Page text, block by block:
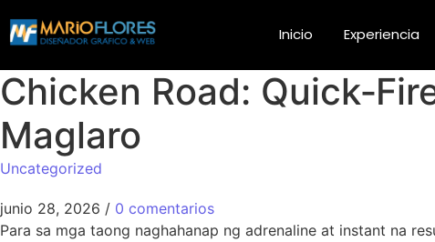
Inicio Experiencia
Chicken Road:
Maglaro
Uncategorized
junio 28, 2026 / 0 comentarios
Para sa mga taong naghahanap ng adrenaline at instant na